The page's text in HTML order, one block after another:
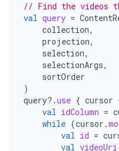
// Find the videos
val query =
collection,
projection,
selection,
selectionArgs,
sortOrder
)
query?.use { cursor
val idColumn =
while (cursor .
val id =
val videoUri